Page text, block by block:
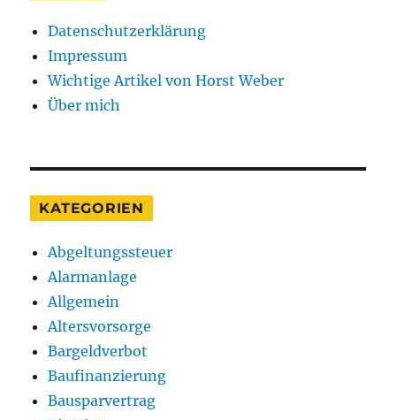
Datenschutzerklärung
Impressum
Wichtige Artikel von Horst Weber
Über mich
KATEGORIEN
Abgeltungssteuer
Alarmanlage
Allgemein
Altersvorsorge
Bargeldverbot
Baufinanzierung
Bausparvertrag